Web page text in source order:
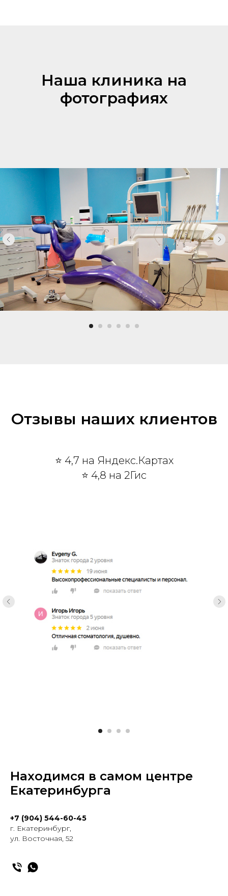
Наша клиника на
фотографиях
Отзывы наших клиентов
⭐ 4,7 на Яндекс.Картах
⭐ 4,8 на 2Гис
Находимся в самом центре
Екатеринбурга
+7 (904) 544-60-45
г. Екатеринбург,
ул. Восточная, 52